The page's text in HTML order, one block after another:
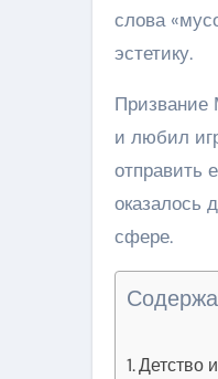
слова
эстетику.
Призвание
и любил
отправить
оказалось
сфере.
Детство